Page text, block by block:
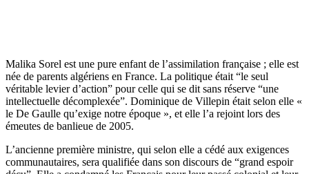
Malika Sorel est une pure enfant de l’assimilation française ; elle est
née de parents algériens en France. La politique était “le seul
véritable levier d’action” pour celle qui se dit sans réserve “une
intellectuelle décomplexée”. Dominique de Villepin était selon elle «
le De Gaulle qu’exige notre époque », et elle l’a rejoint lors des
émeutes de banlieue de 2005.
L’ancienne première ministre, qui selon elle a cédé aux exigences
communautaires, sera qualifiée dans son discours de “grand espoir